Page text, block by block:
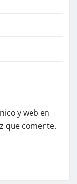
y web en
que comente.